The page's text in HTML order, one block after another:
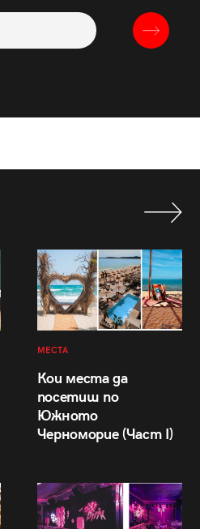
МЕСТА
Кои места да
посетиш по
Южното
Черноморие (Част I)